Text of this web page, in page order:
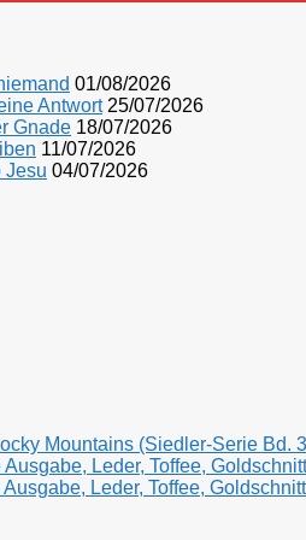
01/08/2026
Antwort 25/07/2026
Gnade 18/07/2026
11/07/2026
Jesu 04/07/2026
Mountains (Siedler-Serie Bd.
Leder, Toffee,
Leder, Toffee,